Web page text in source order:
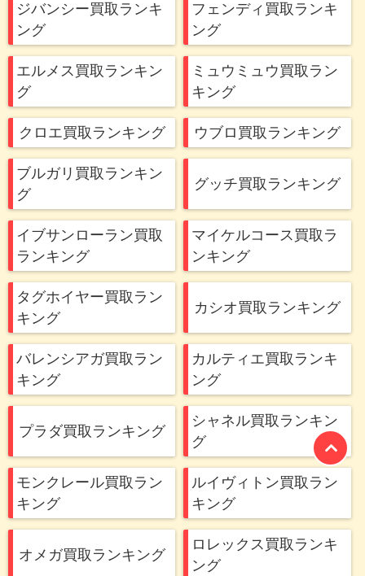
ジバンシー買取ランキ
ング
フェンディ買取ランキ
ング
エルメス買取ランキン
グ
ミュウミュウ買取ラン
キング
クロエ買取ランキング ウブロ買取ランキング
ブルガリ買取ランキン
グ
グッチ買取ランキング
イブサンローラン買取
ランキング
マイケルコース買取ラ
ンキング
タグホイヤー買取ラン
キング
カシオ買取ランキング
バレンシアガ買取ラン
キング
カルティエ買取ランキ
ング
プラダ買取ランキング
シャネル買取ランキン
グ
モンクレール買取ラン
キング
ルイヴィトン買取ラン
キング
オメガ買取ランキング
ロレックス買取ランキ
ング